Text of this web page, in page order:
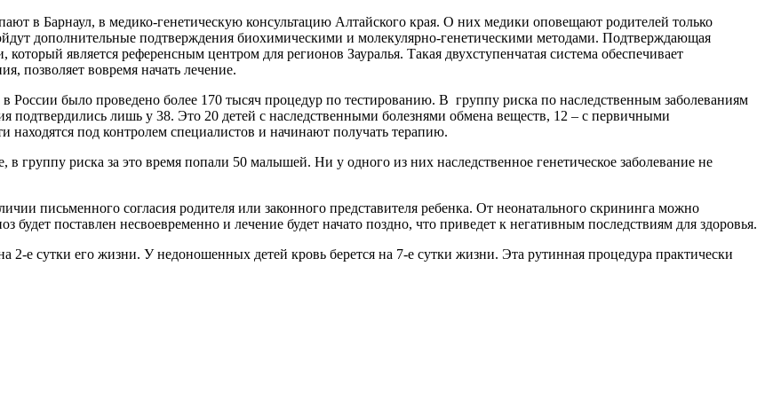
в Барнаул, в медико-генетическую консультацию Алтайского края. О них медики оповещают родителей только
дополнительные подтверждения биохимическими и молекулярно-генетическими методами. Подтверждающая
является референсным центром для регионов Зауралья. Такая двухступенчатая система обеспечивает
позволяет вовремя начать лечение.
России было проведено более 170 тысяч процедур по тестированию. В группу риска по наследственным заболеваниям
подтвердились лишь у 38. Это 20 детей с наследственными болезнями обмена веществ, 12 – с первичными
под контролем специалистов и начинают получать терапию.
группу риска за это время попали 50 малышей. Ни у одного из них наследственное генетическое заболевание не
письменного согласия родителя или законного представителя ребенка. От неонатального скрининга можно
будет поставлен несвоевременно и лечение будет начато поздно, что приведет к негативным последствиям для здоровья.
2-е сутки его жизни. У недоношенных детей кровь берется на 7-е сутки жизни. Эта рутинная процедура практически